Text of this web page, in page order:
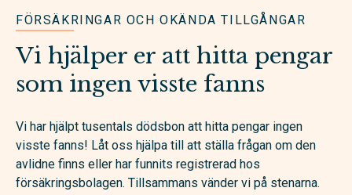
FÖRSÄKRINGAR OCH OKÄNDA TILLGÅNGAR
Vi hjälper er att hitta pengar
som ingen visste fanns
Vi har hjälpt tusentals dödsbon att hitta pengar ingen
visste fanns! Låt oss hjälpa till att ställa frågan om den
avlidne finns eller har funnits registrerad hos
försäkringsbolagen. Tillsammans vänder vi på stenarna.